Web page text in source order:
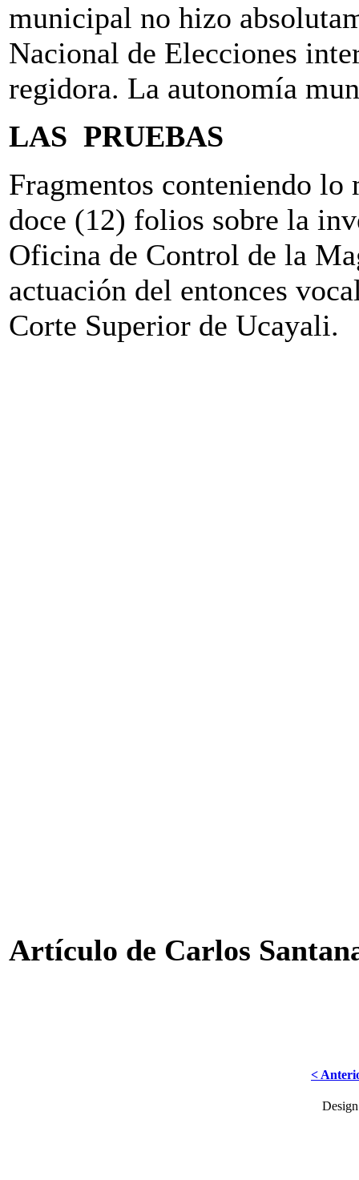
municipal no hizo
Nacional de Elecciones
regidora. La autonomía
LAS PRUEBAS
Fragmentos conteniendo lo
doce (12) folios sobre la
Oficina de Control de la
actuación del entonces
Corte Superior de Ucayali.
Artículo de Carlos
<